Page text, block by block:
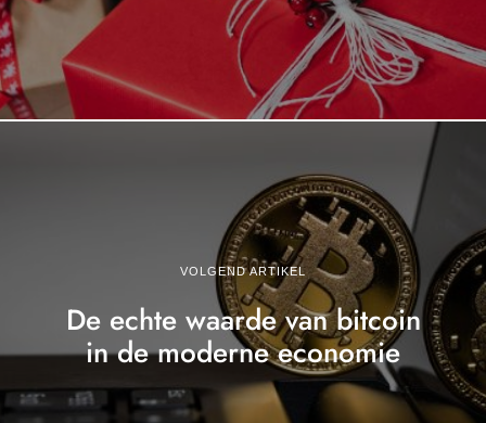
VOLGEND ARTIKEL
De echte waarde van bitcoin
in de moderne economie